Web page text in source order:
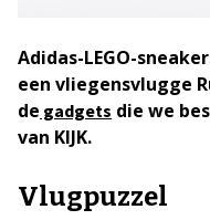
Adidas-LEGO-
een vliegensvlugge
de gadgets die we
van KIJK.
Vlugpuzzel